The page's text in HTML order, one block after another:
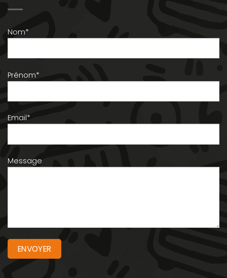
Nom*
Prénom*
Email*
Message